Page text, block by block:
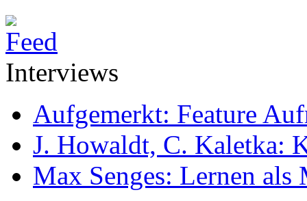
Interviews
Aufgemerkt: Feature
J. Howaldt, C. Kaletka:
Max Senges: Lernen als